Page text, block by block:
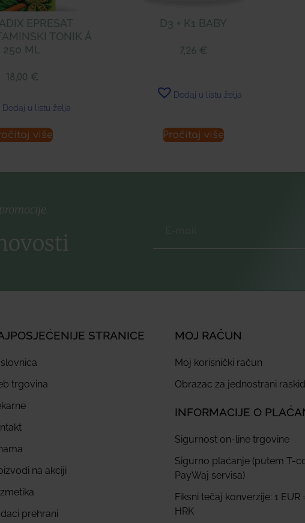
EPRESAT
TONIK Á
250 ML
18,00 €
Dodaj u listu želja
više
D3 + K1 BABY
7,26 €
Dodaj u listu želja
Pročitaj više
STRANICE
trgovina
na akciji
prehrani
MOJ RAČUN
Moj korisnički račun
Obrazac za jednostrani
INFORMACIJE O
Sigurnost on-line trgovine
Sigurno plaćanje (putem T-
PayWaj servisa)
Fiksni tečaj konverzije: 1 EUR
HRK